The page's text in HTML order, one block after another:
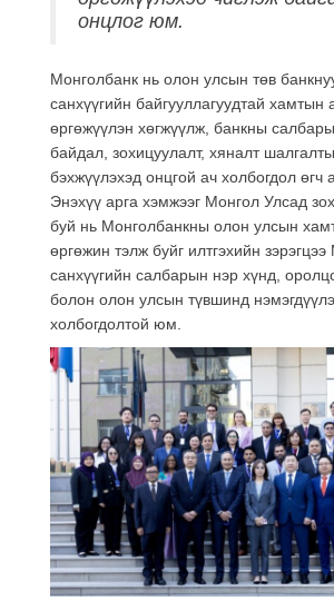
онцлог юм.
Монголбанк нь олон улсын төв
санхүүгийн байгууллагуудтай хамтын
өргөжүүлэн хөгжүүлж, банкны
байдал, зохицуулалт, хяналт
бэхжүүлэхэд онцгой ач холбогдол өгч
Энэхүү арга хэмжээг Монгол Улсад
буй нь Монголбанкны олон улсын
өргөжин тэлж буйг илтгэхийн
санхүүгийн салбарын нэр хүнд,
болон олон улсын түвшинд
холбогдолтой юм.